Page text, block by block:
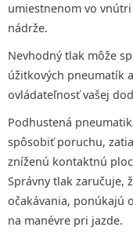
umiestnenom vo
nádrže.
Nevhodný tlak môže
úžitkových pneumatík
ovládateľnosť vašej
Podhustená
spôsobiť poruchu,
zníženú kontaktnú
Správny tlak zaručuje,
očakávania, ponúkajú
na manévre pri jazde.